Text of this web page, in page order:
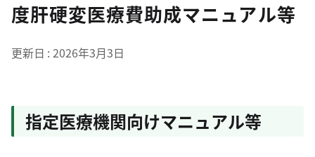
度肝硬変医療費助成マニュアル等
更新日 2026年3月3日
指定医療機関向けマニュアル等